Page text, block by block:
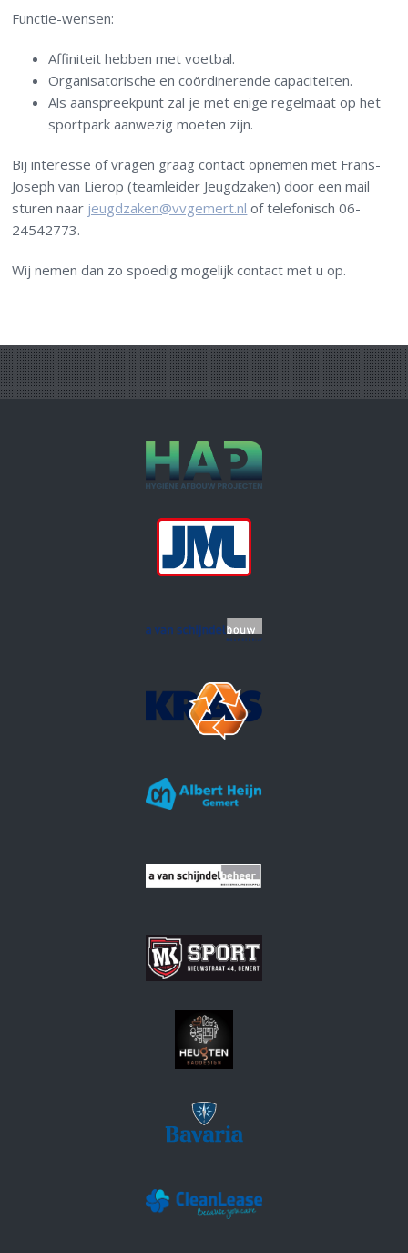
Functie-wensen:
Affiniteit hebben met voetbal.
Organisatorische en coördinerende capaciteiten.
Als aanspreekpunt zal je met enige regelmaat op het
sportpark aanwezig moeten zijn.
Bij interesse of vragen graag contact opnemen met Frans-
Joseph van Lierop (teamleider Jeugdzaken) door een mail
sturen naar jeugdzaken@vvgemert.nl of telefonisch 06-
24542773.
Wij nemen dan zo spoedig mogelijk contact met u op.